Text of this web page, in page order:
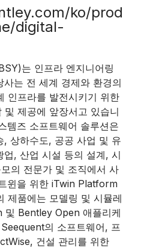
ko/prod
digital-
는 인프라 엔지니어링
는 전 세계 경제와 환경의
인프라를 발전시키기 위한
제공에 앞장서고 있습니
템즈 소프트웨어 솔루션은
상하수도, 공공 사업 및 유
, 산업 시설 등의 설계, 시
의 전문가 및 조직에서 사
윈을 위한 iTwin Platform
제품에는 모델링 및 시뮬레
Bentley Open 애플리케
의 소프트웨어, 프
건설 관리를 위한